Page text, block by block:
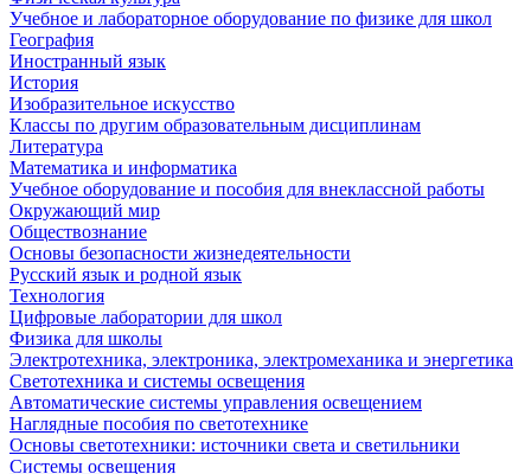
Учебное и лабораторное оборудование по физике для школ
География
Иностранный язык
История
Изобразительное искусство
Классы по другим образовательным дисциплинам
Литература
Математика и информатика
Учебное оборудование и пособия для внеклассной работы
Окружающий мир
Обществознание
Основы безопасности жизнедеятельности
Русский язык и родной язык
Технология
Цифровые лаборатории для школ
Физика для школы
Электротехника, электроника, электромеханика и энергетика
Светотехника и системы освещения
Автоматические системы управления освещением
Наглядные пособия по светотехнике
Основы светотехники: источники света и светильники
Системы освещения